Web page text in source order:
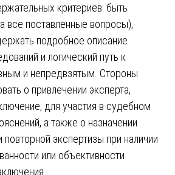
критериев: быть
все поставленные вопросы),
подробное описание
и логический путь к
и непредвзятым. Стороны
о привлечении эксперта,
для участия в судебном
а также о назначении
повторной экспертизы при наличии
или объективности